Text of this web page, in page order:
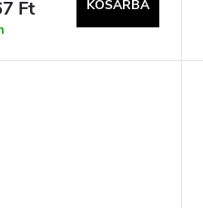
Ft KOSÁRBA